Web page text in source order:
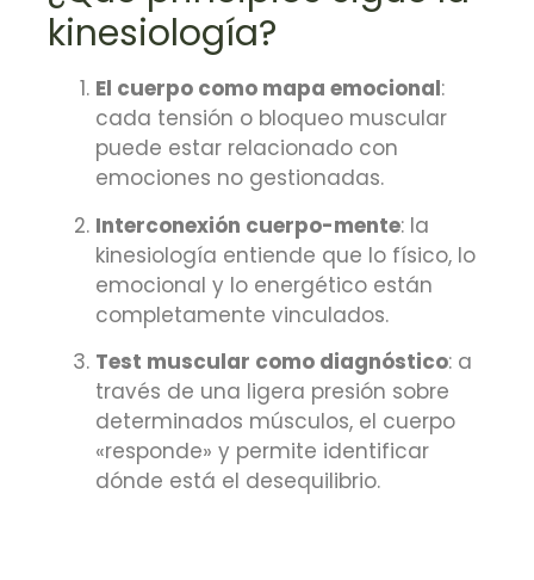
kinesiología?
El cuerpo como mapa emocional:
cada tensión o bloqueo muscular
puede estar relacionado con
emociones no gestionadas.
Interconexión cuerpo-mente: la
kinesiología entiende que lo físico, lo
emocional y lo energético están
completamente vinculados.
Test muscular como diagnóstico: a
través de una ligera presión sobre
determinados músculos, el cuerpo
«responde» y permite identificar
dónde está el desequilibrio.